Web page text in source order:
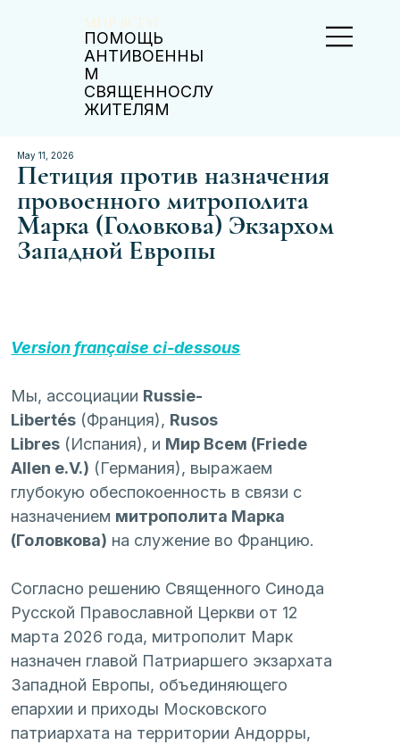
МИР ВСЕМ
ПОМОЩЬ
АНТИВОЕННЫ
М
СВЯЩЕННОСЛУ
ЖИТЕЛЯМ
May 11, 2026
Петиция против назначения
провоенного митрополита
Марка (Головкова) Экзархом
Западной Европы
Version française ci-dessous
Мы, ассоциации Russie-
Libertés (Франция), Rusos
Libres (Испания), и Мир Всем (Friede
Allen e.V.) (Германия), выражаем
глубокую обеспокоенность в связи с
назначением митрополита Марка
(Головкова) на служение во Францию.
Согласно решению Священного Синода
Русской Православной Церкви от 12
марта 2026 года, митрополит Марк
назначен главой Патриаршего экзархата
Западной Европы, объединяющего
епархии и приходы Московского
патриархата на территории Андорры,